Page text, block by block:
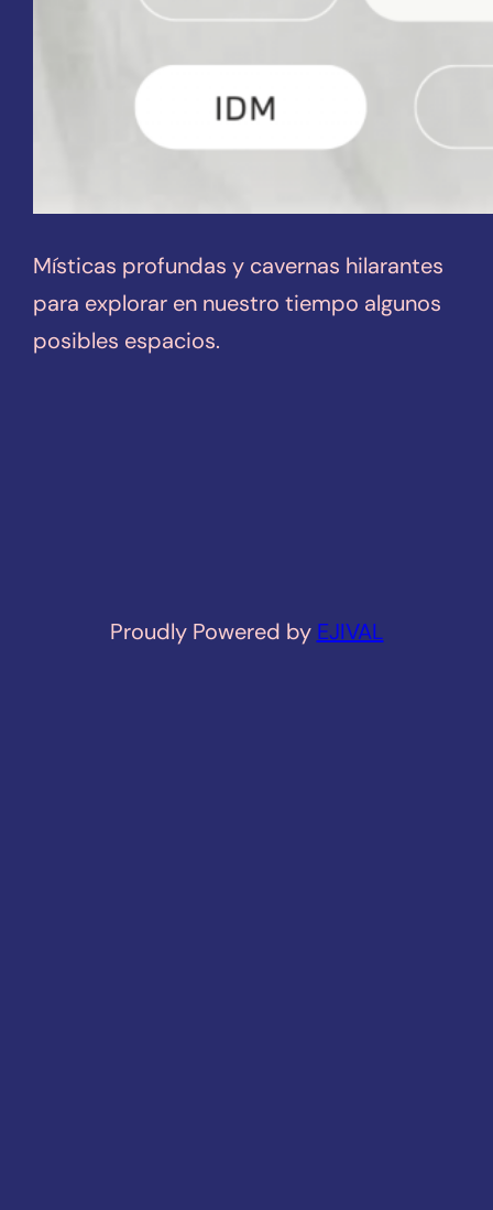
Místicas profundas y cavernas hilarantes
para explorar en nuestro tiempo algunos
posibles espacios.
Proudly Powered by EJIVAL